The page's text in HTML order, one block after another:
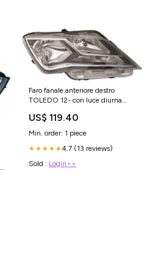
Faro fanale anteriore destro
TOLEDO 12- con luce diurna
US$ 119.40
Min. order: 1 piece
★★★★★4.7 (13 reviews)
Sold : Login>>